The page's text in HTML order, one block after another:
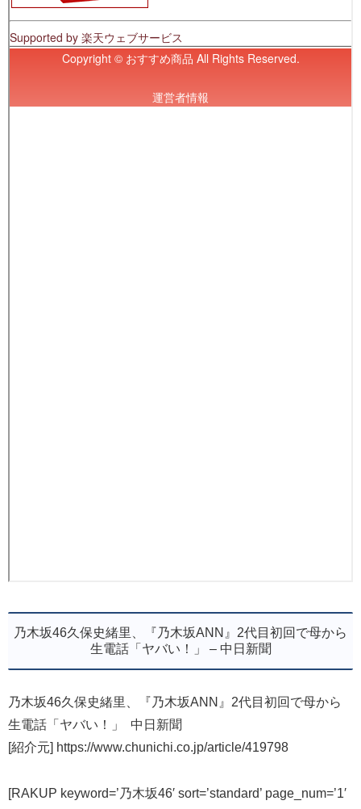
乃木坂46久保史緒里、『乃木坂ANN』2代目初回で母から
生電話「ヤバい！」 – 中日新聞
乃木坂46久保史緒里、『乃木坂ANN』2代目初回で母から
生電話「ヤバい！」 中日新聞
[紹介元] https://www.chunichi.co.jp/article/419798
[RAKUP keyword=’乃木坂46′ sort=’standard’ page_num=’1′